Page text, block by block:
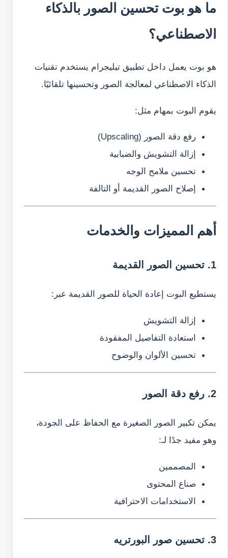
ما هو بوت تحسين الصور بالذكاء
الاصطناعي؟
هو بوت يعمل داخل تطبيق تيليجرام يستخدم تقنيات
الذكاء الاصطناعي لمعالجة الصور وتحسينها تلقائيًا.
يقوم البوت بمهام مثل:
رفع دقة الصور (Upscaling)
إزالة التشويش والضبابية
تحسين ملامح الوجه
إصلاح الصور القديمة أو التالفة
أهم المميزات والخدمات
1. تحسين الصور القديمة
يستطيع البوت إعادة الحياة للصور القديمة عبر:
إزالة التشويش
استعادة التفاصيل المفقودة
تحسين الألوان والوضوح
2. رفع دقة الصور
يمكن تكبير الصور الصغيرة مع الحفاظ على الجودة،
وهو مفيد جدًا لـ:
المصممين
صناع المحتوى
الاستخدامات الاحترافية
3. تحسين صور البورتريه